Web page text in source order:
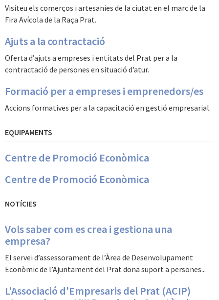
Visiteu els comerços i artesanies de la ciutat en el marc de la
Fira Avícola de la Raça Prat.
Ajuts a la contractació
Oferta d’ajuts a empreses i entitats del Prat per a la
contractació de persones en situació d’atur.
Formació per a empreses i emprenedors/es
Accions formatives per a la capacitació en gestió empresarial.
EQUIPAMENTS
Centre de Promoció Econòmica
Centre de Promoció Econòmica
NOTÍCIES
Vols saber com es crea i gestiona una
empresa?
El servei d’assessorament de l’Àrea de Desenvolupament
Econòmic de l’Ajuntament del Prat dona suport a persones...
L'Associació d'Empresaris del Prat (ACIP)